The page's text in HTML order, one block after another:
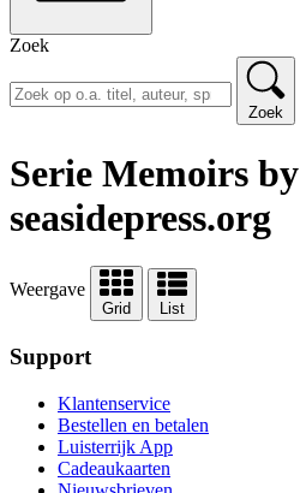
Zoek
Zoek
Serie Memoirs by
seasidepress.org
Weergave
Grid List
Support
Klantenservice
Bestellen en betalen
Luisterrijk App
Cadeaukaarten